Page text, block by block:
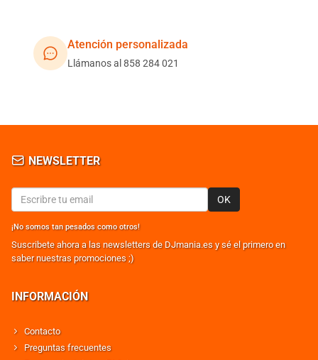
Atención personalizada
Llámanos al 858 284 021
NEWSLETTER
OK
¡No somos tan pesados como otros!
Suscribete ahora a las newsletters de DJmania.es y sé el primero en
saber nuestras promociones ;)
INFORMACIÓN
Contacto
Preguntas frecuentes